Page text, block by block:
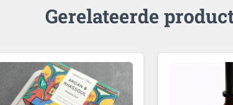
Gerelateerde